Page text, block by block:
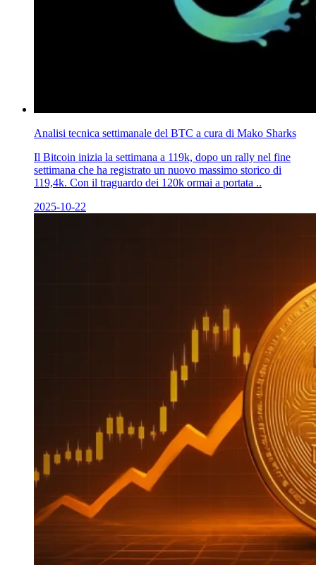
Analisi tecnica settimanale del BTC a cura di Mako Sharks
Il Bitcoin inizia la settimana a 119k, dopo un rally nel fine
settimana che ha registrato un nuovo massimo storico di
119,4k. Con il traguardo dei 120k ormai a portata ..
2025-10-22